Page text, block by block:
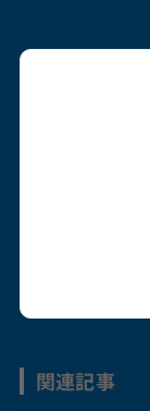
関連記事